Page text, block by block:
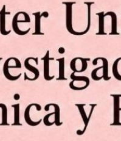
en la
(curso